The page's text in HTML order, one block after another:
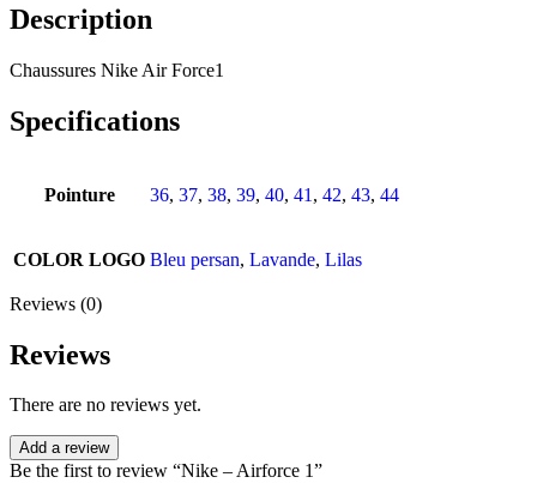
Description
Chaussures Nike Air Force1
Specifications
Pointure 36, 37, 38, 39, 40, 41 , 42, 43, 44
COLOR LOGO Bleu persan, Lavande, Lilas
Reviews (0)
Reviews
There are no reviews yet.
Add a review
Be the first to review “Nike – Airforce 1”